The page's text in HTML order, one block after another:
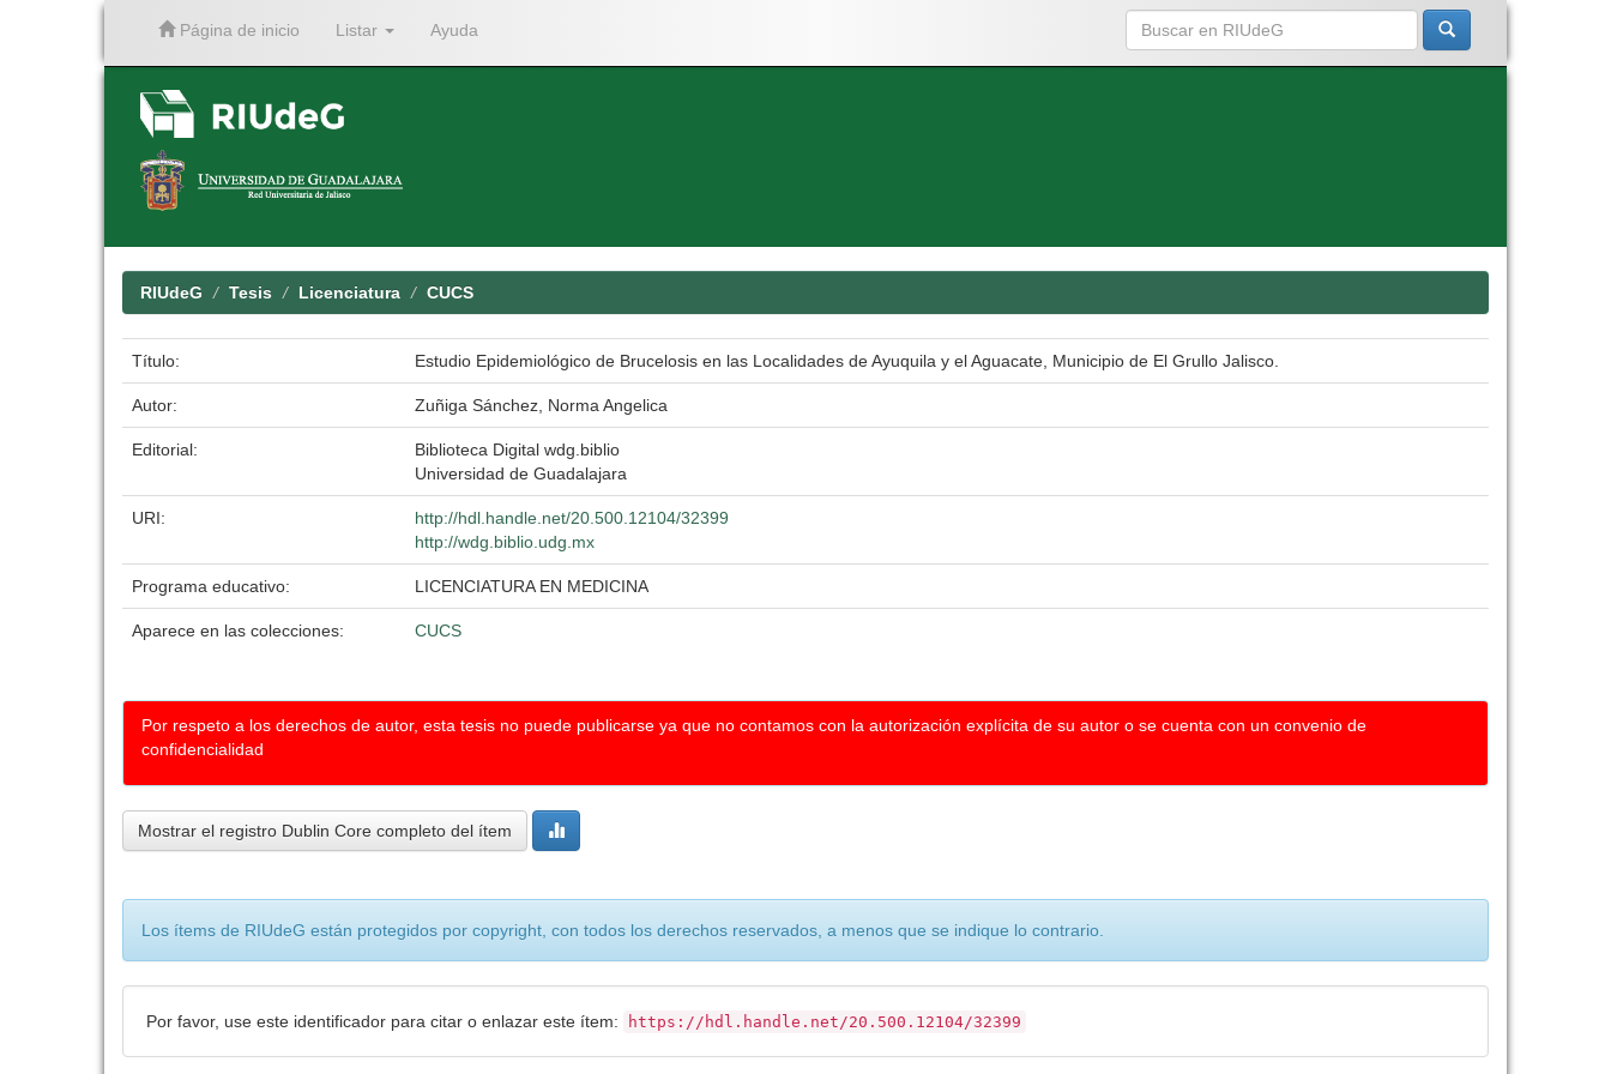
Página de inicio Listar Ayuda
RIUdeG Tesis Licenciatura CUCS
Título: Estudio Epidemiológico de Brucelosis en las Localidades de Ayuquila y el Aguacate, Municipio de El Grullo Jalisco.
Autor: Zuñiga Sánchez, Norma Angelica
Editorial:
Biblioteca Digital wdg.biblio
Universidad de Guadalajara
URI:
http://hdl.handle.net/20.500.12104/32399
http://wdg.biblio.udg.mx
Programa educativo: LICENCIATURA EN MEDICINA
Aparece en las colecciones: CUCS
Por respeto a los derechos de autor, esta tesis no puede publicarse ya que no contamos con la autorización explícita de su autor o se cuenta con un convenio de
confidencialidad
Mostrar el registro Dublin Core completo del ítem
Los ítems de RIUdeG están protegidos por copyright, con todos los derechos reservados, a menos que se indique lo contrario.
Por favor, use este identificador para citar o enlazar este ítem: https://hdl.handle.net/20.500.12104/32399